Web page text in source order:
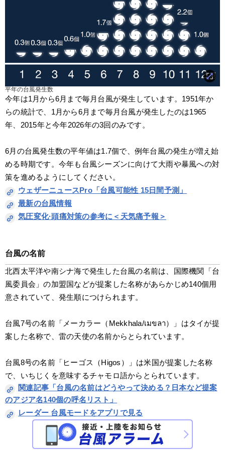
平年の台風発生数
今年は1月から6月まで毎月台風が発生しています。1951年か
らの統計で、1月から6月まで毎月台風が発生したのは1965
年、2015年と今年2026年の3回のみです。
6月の台風発生数の平年値は1.7個で、例年台風の発生が増え始
める時期です。今年も台風シーズンに向けて大雨や暴風への対
策を進めるようにしてください。
ウェザーニュースPro「台風可能性 15日間予測」
最新の台風情報
気圧変化·頭痛対策の参考に＜天気痛予報＞
台風の名前
北西太平洋や南シナ海で発生した台風の名前は、国際機関「台
風委員会」の加盟国などが提案した名称があらかじめ140個用
意されていて、発生順につけられます。
台風7号の名前「メーカラー（Mekkhala/เมขลา）」はタイが提
案した名称で、雷の天使の名前からとられています。
台風8号の名前「ヒーゴス（Higos）」は米国が提案した名称
で、いちじくを意味するチャモロ語からとられています。
関連記事「台風の名前はどうやって決める？日本など提案
のアジア名140個の呼名リスト」
レーダー 台風モードをアプリで見る